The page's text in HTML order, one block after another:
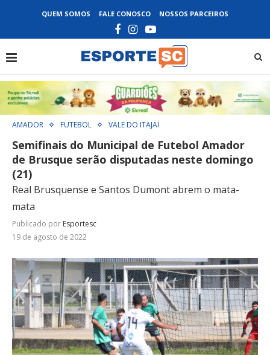
QUEM SOMOS FALE CONOSCO NOSSOS PARCEIROS
AMADOR FUTEBOL VALE DO ITAJAÍ
Semifinais do Municipal de Futebol Amador
de Brusque serão disputadas neste domingo
(21)
Real Brusquense e Santos Dumont abrem o mata-
mata
Publicado por Esportesc
19 de agosto de 2022